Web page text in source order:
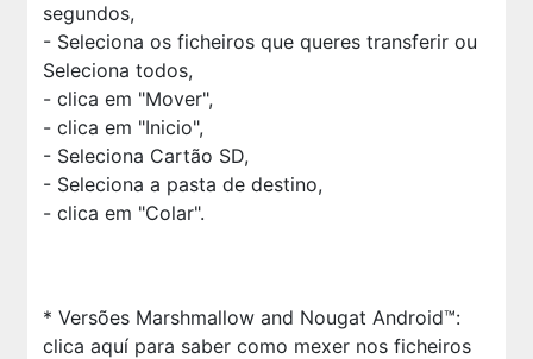
segundos,
- Seleciona os ficheiros que queres transferir ou
Seleciona todos,
- clica em "Mover",
- clica em "Inicio",
- Seleciona Cartão SD,
- Seleciona a pasta de destino,
- clica em "Colar".
* Versões Marshmallow and Nougat Android™:
clica aquí para saber como mexer nos ficheiros